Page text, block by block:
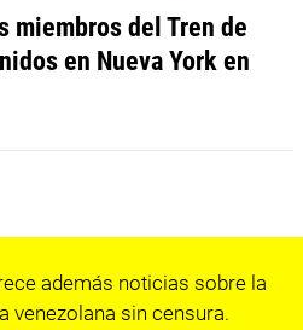
miembros del Tren de
en Nueva York en
además noticias sobre la
venezolana sin censura.